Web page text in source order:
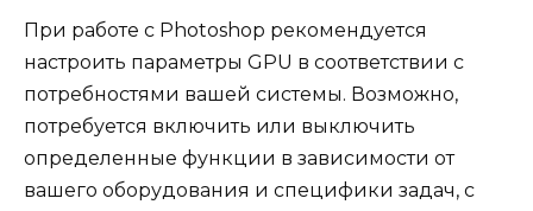
При работе с Photoshop рекомендуется
настроить параметры GPU в соответствии с
потребностями вашей системы. Возможно,
потребуется включить или выключить
определенные функции в зависимости от
вашего оборудования и специфики задач, с